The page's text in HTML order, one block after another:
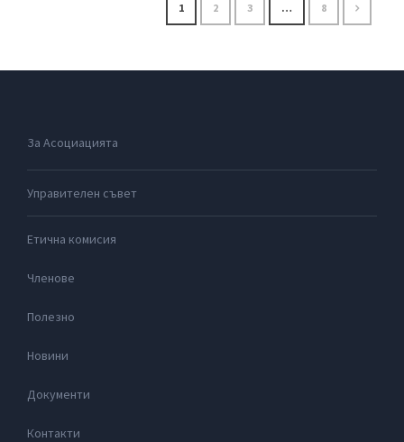
1 2 3 … 8
За Асоциацията
Управителен съвет
Етична комисия
Членове
Полезно
Новини
Документи
Контакти